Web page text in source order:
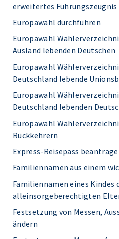
erweitertes
Europawahl durchführen
Europawahl
Ausland lebenden Deutschen
Europawahl
Deutschland lebende
Europawahl
Deutschland lebenden
Europawahl
Rückkehrern
Express-Reisepass
Familiennamen aus einem
Familiennamen eines Kindes
alleinsorgeberechtigten
Festsetzung von Messen,
ändern